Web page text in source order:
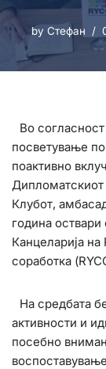
by Стефан
Во
посветување
поактивно
Дипломатскиот
Клубот,
година
Канцеларија
соработка
На средбата
активности и
посебно